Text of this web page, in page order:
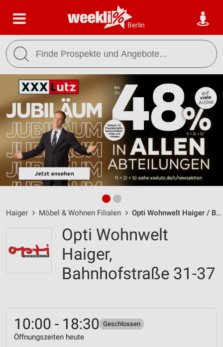
Berlin
Haiger Möbel & Wohnen Filialen Opti Wohnwelt Haiger / Bahnhofstraße 31-37 - Öffnungszeiten & Adresse
Opti Wohnwelt
Haiger,
Bahnhofstraße 31-37
10:00 - 18:30 Geschlossen
Öffnungszeiten heute